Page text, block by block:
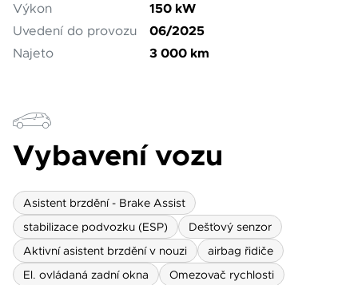
Souhlasím se zpracováním
*
Rezervovat termín
Výkon 150 kW
Uvedení do provozu 06/2025
Najeto 3 000 km
Vybavení vozu
Asistent brzdění - Brake Assist
stabilizace podvozku (ESP)
Dešťový senzor
Aktivní asistent brzdění v nouzi
airbag řidiče
El. ovládaná zadní okna
Omezovač rychlosti